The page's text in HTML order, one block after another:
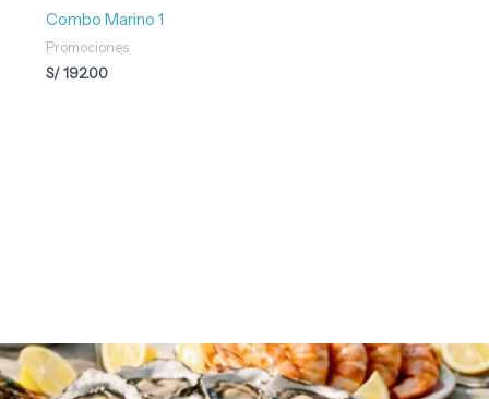
Combo Marino 1
Promociones
S/192.00